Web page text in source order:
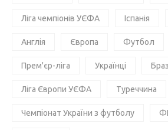
Ліга чемпіонів УЄФА Іспанія
Англія Європа Футбол
Прем'єр-ліга Українці
Ліга Європи УЄФА Туреччина
Чемпіонат України з футболу